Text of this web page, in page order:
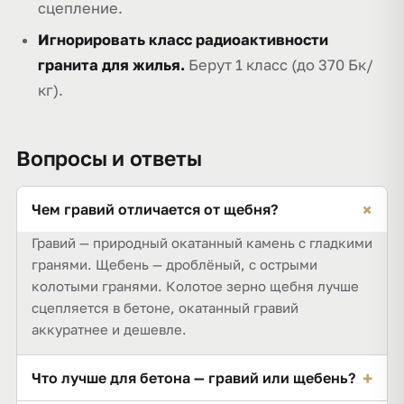
сцепление.
Игнорировать класс радиоактивности
гранита для жилья. Берут 1 класс (до 370 Бк/
кг).
Вопросы и ответы
Чем гравий отличается от щебня? +
Гравий — природный окатанный камень с гладкими
гранями. Щебень — дроблёный, с острыми
колотыми гранями. Колотое зерно щебня лучше
сцепляется в бетоне, окатанный гравий
аккуратнее и дешевле.
Что лучше для бетона — гравий или щебень? +